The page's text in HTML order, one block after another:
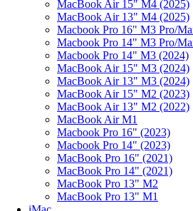
MacBook Air 15" M4 (2025)
MacBook Air 13" M4 (2025)
Macbook Pro 16" M3 Pro/
Macbook Pro 14" M3 Pro/
Macbook Pro 14" M3 (2024)
MacBook Air 15" M3 (2024)
MacBook Air 13" M3 (2024)
MacBook Air 15" M2 (2023)
MacBook Air 13" M2 (2022)
MacBook Air M1
Macbook Pro 16" (2023)
Macbook Pro 14" (2023)
MacBook Pro 16" (2021)
MacBook Pro 14" (2021)
MacBook Pro 13" M2
MacBook Pro 13" M1